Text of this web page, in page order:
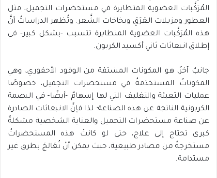
المُرَكَّبات العضوية المتطايرة في مستحضرات التجميل، مثل
العطور ومزيلات العَرَقِ وبخاخات الشَّعر. وتُظهر الدراساتُ أنَّ
هذه المُرَكَّبات العضوية المتطايرة تتسبب -بشكل كبير- في
إطلاق انبعاثات ثاني أكسيد الكربون.
جانبٌ آخرُ، هو المكونات المشتقة من الوقود الأحفوري، وهي
المكوناتُ المستخدَمةُ في مستحضرات التجميل، خصوصًا
عمليات التعبئة والتغليف التي لها إسهامٌ -أيضًا- في البصمة
الكربونية الناتجة عن هذه الصناعة؛ لذا فإنَّ الانبعاثات الصادرة
عن صناعة مستحضرات التجميل والعناية الشخصية مشكلةٌ
كبرى تحتاج إلى علاج، حتى لو كانتْ هذه المستحضراتُ
مستخرجةً من مصادر طبيعية، حيث يمكن أنْ تُعَالجَ بطرق غير
مستدامة.